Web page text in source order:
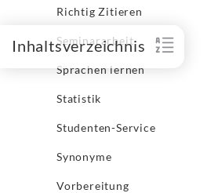
Richtig Zitieren
Seminararbeit
Sprachen lernen
Statistik
Studenten-Service
Synonyme
Vorbereitung
Inhaltsverzeichnis